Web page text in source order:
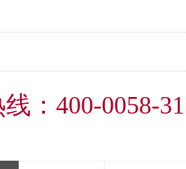
：400-0058-